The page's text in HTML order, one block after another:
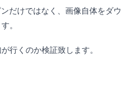
だけではなく、画像自体をダウ
。
行くのか検証致します。